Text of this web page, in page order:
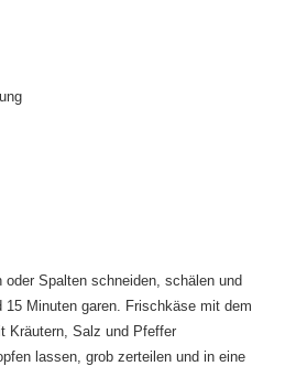
Spalten schneiden, schälen und
15 Minuten garen. Frischkäse mit dem
Kräutern, Salz und Pfeffer
lassen, grob zerteilen und in eine